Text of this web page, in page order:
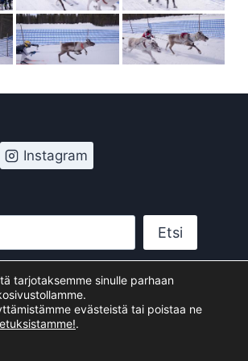
Instagram
Etsi
kyläseura - WordPress-teema
tarjotaksemme sinulle parhaan
evästeistä tai poistaa ne
.